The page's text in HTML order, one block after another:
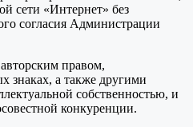
сети «Интернет» без
согласия Администрации
правом,
знаках, а также другими
собственностью, и
конкуренции.